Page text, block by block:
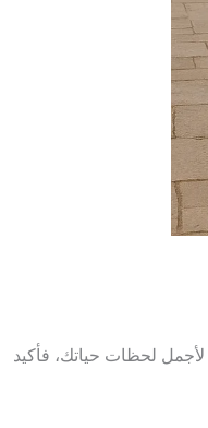
لحظات حياتك، فأكيد